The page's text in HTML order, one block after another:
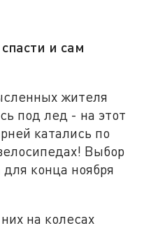
и сам
жителя
под лед - на этот
катались по
Выбор
для конца ноября
на колесах